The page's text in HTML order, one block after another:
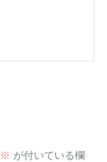
※ が付いている欄